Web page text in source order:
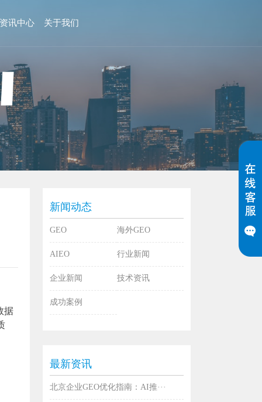
资讯中心 关于我们
据
新闻动态
GEO 海外GEO
AIEO 行业新闻
企业新闻 技术资讯
成功案例
最新资讯
北京企业GEO优化指南：AI推···